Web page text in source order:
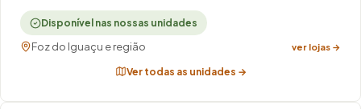
Disponível nas nossas unidades
Foz do Iguaçu e região ver lojas →
Ver todas as unidades →